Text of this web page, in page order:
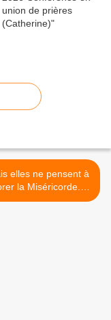
elles ne pensent à
la Miséricorde."
2008) Notre-Dame